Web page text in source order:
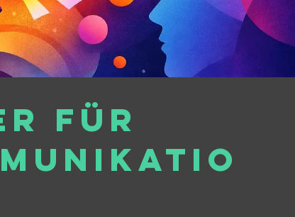
für